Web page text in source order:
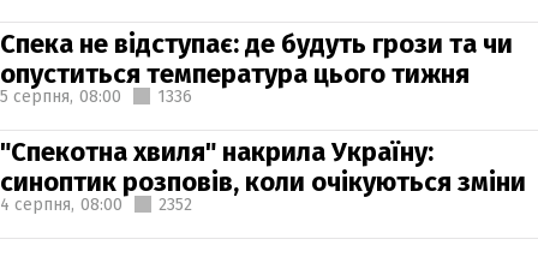
Спека не відступає: де будуть грози та чи
опуститься температура цього тижня
5 серпня, 08:00 1336
"Спекотна хвиля" накрила Україну:
синоптик розповів, коли очікуються зміни
4 серпня, 08:00 2352